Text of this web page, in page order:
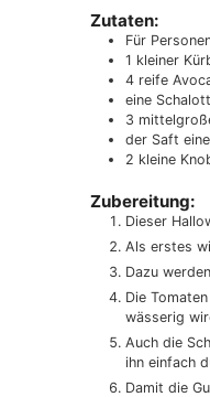
Zutaten:
Für
1 kleiner
4 reife
eine
3
der Saft
2 kleine
Zubereitung:
Dieser
Als erstes
Dazu
Die
wässerig
Auch die
ihn einfach
Damit die